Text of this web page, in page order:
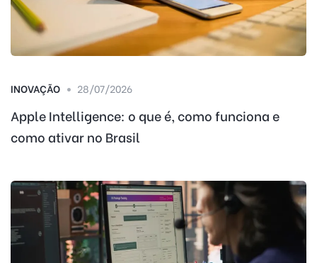
INOVAÇÃO 28/07/2026
Apple Intelligence: o que é, como funciona e
como ativar no Brasil